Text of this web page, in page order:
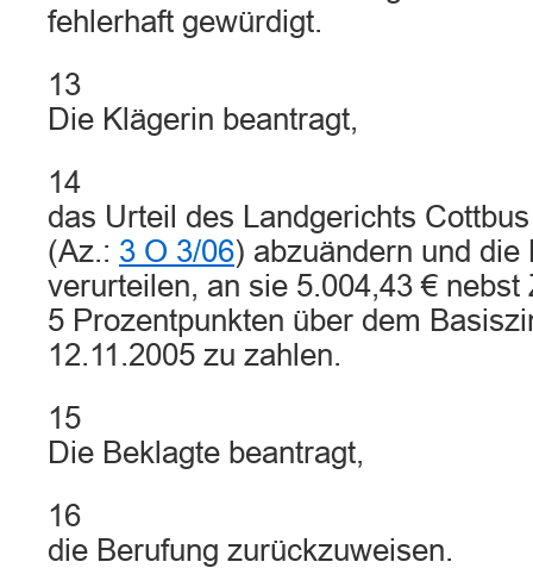
fehlerhaft gewürdigt.
13
Die Klägerin beantragt,
14
das Urteil des Landgerichts
(Az.: 3 O 3/06) abzuändern und die
verurteilen, an sie 5.004,43 € nebst
5 Prozentpunkten über dem
12.11.2005 zu zahlen.
15
Die Beklagte beantragt,
16
die Berufung zurückzuweisen.